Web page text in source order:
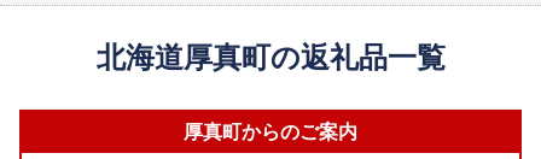
北海道厚真町の返礼品一覧
厚真町からのご案内